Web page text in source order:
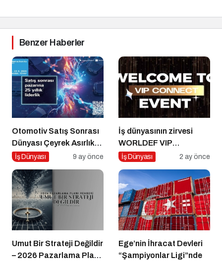
Benzer Haberler
Otomotiv Satış Sonrası
Dünyası Çeyrek Asırlık
Zirve İçin İstanbul’da
İş Dünyası 9 ay önce
İş dünyasının zirvesi
WORLDEF VIP
Connect’te buluştu
İş Dünyası 2 ay önce
Umut Bir Strateji Değildir
– 2026 Pazarlama Planı
Ege’nin İhracat Devleri
“Şampiyonlar Ligi”nde